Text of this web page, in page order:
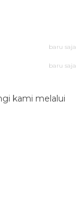
baru saja
baru saja
kami melalui